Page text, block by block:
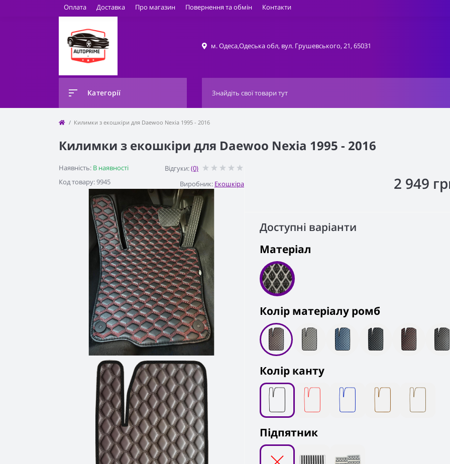
Оплата Доставка Про магазин Повернення та обмін Контакти
м. Одеса,Одеська обл, вул. Грушевського, 21, 65031
Категорії
Килимки з екошкіри для Daewoo Nexia 1995 - 2016
Килимки з екошкіри для Daewoo Nexia 1995 - 2016
Наявність: В наявності
Код товару: 9945
Відгуки:(0)
Виробник: Екошкіра 2 949
Доступні варіанти
Матеріал
Колiр матеріалу ромб
Колір канту
Підпятник